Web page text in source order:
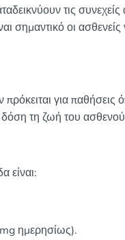
τις συνεχείς
σημαντικό οι ασθενείς
πρόκειται για παθήσεις
δόση τη ζωή του
είναι:
ημερησίως).